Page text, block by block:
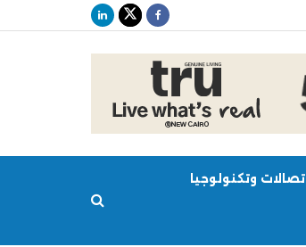
اتصالات وتكنولوجيا